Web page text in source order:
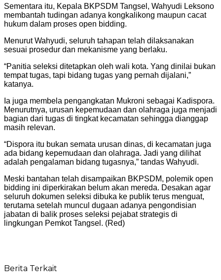
Sementara itu, Kepala BKPSDM Tangsel, Wahyudi Leksono
membantah tudingan adanya kongkalikong maupun cacat
hukum dalam proses open bidding.
Menurut Wahyudi, seluruh tahapan telah dilaksanakan
sesuai prosedur dan mekanisme yang berlaku.
“Panitia seleksi ditetapkan oleh wali kota. Yang dinilai bukan
tempat tugas, tapi bidang tugas yang pernah dijalani,”
katanya.
Ia juga membela pengangkatan Mukroni sebagai Kadispora.
Menurutnya, urusan kepemudaan dan olahraga juga menjadi
bagian dari tugas di tingkat kecamatan sehingga dianggap
masih relevan.
“Dispora itu bukan semata urusan dinas, di kecamatan juga
ada bidang kepemudaan dan olahraga. Jadi yang dilihat
adalah pengalaman bidang tugasnya,” tandas Wahyudi.
Meski bantahan telah disampaikan BKPSDM, polemik open
bidding ini diperkirakan belum akan mereda. Desakan agar
seluruh dokumen seleksi dibuka ke publik terus menguat,
terutama setelah muncul dugaan adanya pengondisian
jabatan di balik proses seleksi pejabat strategis di
lingkungan Pemkot Tangsel. (Red)
Berita Terkait